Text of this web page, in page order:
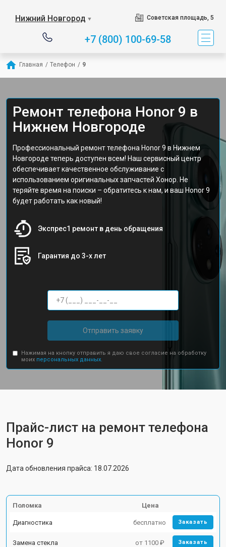
Нижний Новгород ▼ Советская площадь, 5
+7 (800) 100-69-58
Главная / Телефон / 9
Ремонт телефона Honor 9 в
Нижнем Новгороде
Профессиональный ремонт телефона Honor 9 в Нижнем
Новгороде теперь доступен всем! Наш сервисный центр
обеспечивает качественное обслуживание с
использованием оригинальных запчастей Хонор. Не
теряйте время на поиски – обратитесь к нам, и ваш Honor 9
будет работать как новый!
Экспрес1 ремонт в день обращения
Гарантия до 3-х лет
Отправить заявку
Нажимая на кнопку отправить я даю свое согласие на обработку
моих персональных данных.
Прайс-лист на ремонт телефона
Honor 9
Дата обновления прайса: 18.07.2026
Поломка Цена
Диагностика бесплатно Заказать
Замена стекла от 1100 ₽ Заказать